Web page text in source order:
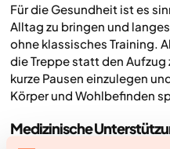
Für die Gesundheit ist es
Alltag zu bringen und
ohne klassisches Training.
die Treppe statt den
kurze Pausen einzulegen
Körper und Wohlbefinden
Medizinische